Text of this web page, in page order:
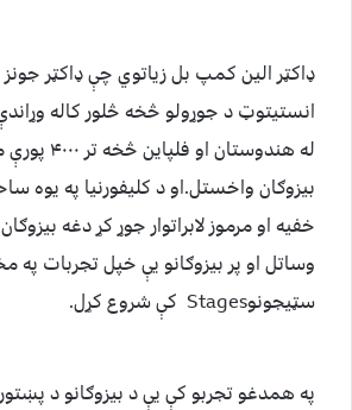
ډاکټر الین کمپ بل زیاتوي چې ډاکټر
له هندوستان
بیزوګان واخستل.او د کلیفورنیا په یوه
خفیه او مرموز لابراتوار جوړ کړ دغه
وساتل او پر بیزوګانو یې خپل تجربات په
سټیجونوStages کې شروع کړل.